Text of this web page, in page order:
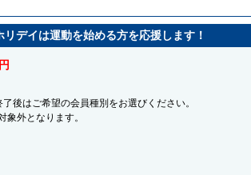
リデイは運動を始める方を応援します！
後はご希望の会員種別をお選びください。
外となります。